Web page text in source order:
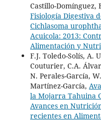
Castillo-Domínguez,
Fisiología Digestiva
Cichlasoma
Acuicola: 2013:
Alimentación y
F.J. Toledo-Solís, A.
Couturier, C.A.
N. Perales-García,
Martínez-García,
la Mojarra Tahuina
Avances en
recientes en